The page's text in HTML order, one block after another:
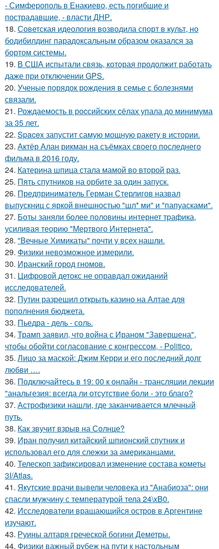
- Симферополь в Енакиево, есть погибшие и
пострадавшие, - власти ДНР.
18. Советская идеология возводила спорт в культ, но
бодибилдинг парадоксальным образом оказался за
бортом системы.
19. В США испытали связь, которая продолжит работать
даже при отключении GPS.
20. Ученые порядок рождения в семье с болезнями
связали.
21. Рождаемость в роcсийских cёлах упала до минимума
за 35 лет.
22. Spacex запустит самую мощную ракету в истории.
23. Актёр Алан рикман на съёмках своего последнего
фильма в 2016 году.
24. Катерина шпица стала мамой во второй раз.
25. Пять спутников на орбите за один запуск.
26. Предприниматель Герман Стерлигов назвал
выпускниц с яркой внешностью "шл* ми" и "папуасками".
27. Боты заняли более половины интернет трафика,
усиливая теорию "Мертвого Интернета".
28. "Вечные Химикаты" почти у всех нашли.
29. Физики невозможное измерили.
30. Иранский город гномов.
31. Цифровой детокс не оправдал ожиданий
исследователей.
32. Путин разрешил открыть казино на Алтае для
пополнения бюджета.
33. Пьедра - дель - соль.
34. Трамп заявил, что война с Ираном "Завершена",
чтобы обойти согласование с конгрессом, - Politico.
35. Лицо за маской: Джим Керри и его последний долг
любви ….
36. Подключайтесь в 19: 00 к онлайн - трансляции лекции
"анальгезия: всегда ли отсутствие боли - это благо?
37. Астрофизики нашли, где заканчивается млечный
путь.
38. Как звучит взрыв на Солнце?
39. Иран получил китайский шпионский спутник и
использовал его для слежки за американцами.
40. Телескоп зафиксировал изменение состава кометы
3I/Atlas.
41. Якутские врачи вывели человека из "Анабиоза": они
спасли мужчину с температурой тела 24\xB0.
42. Исследователи вращающийся остров в Аргентине
изучают.
43. Руины алтаря греческой богини Деметры.
44. Физики важный рубеж на пути к настольным